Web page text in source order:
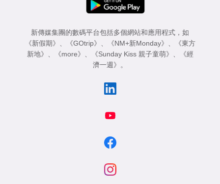
新傳媒集團的數碼平台包括多個網站和應用程式，如
《新假期》
《GOtrip》 《NM+新Monday》
《東方
新地》
《more》 《Sunday Kiss 親子童萌》
《經
濟一週》
。